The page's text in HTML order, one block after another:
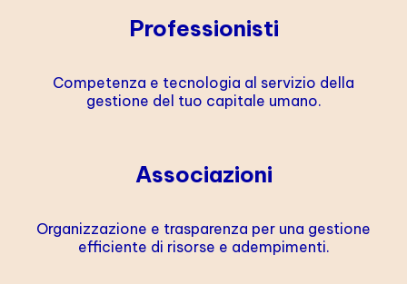
Professionisti
Competenza e tecnologia al servizio della
gestione del tuo capitale umano.
Associazioni
Organizzazione e trasparenza per una gestione
efficiente di risorse e adempimenti.